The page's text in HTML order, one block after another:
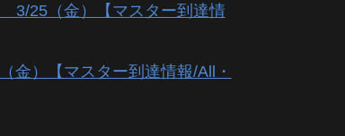
3/25（金）【マスター到達情
）【マスター到達情報/All・